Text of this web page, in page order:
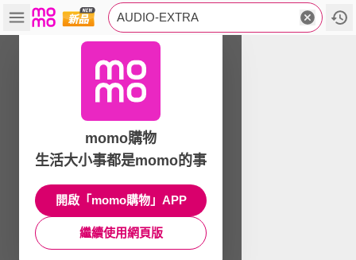
AUDIO-EXTRA
momo購物
生活大小事都是momo的事
開啟「momo購物」APP
繼續使用網頁版